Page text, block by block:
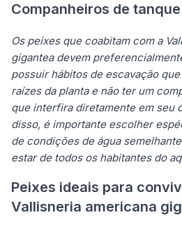
Companheiros de
Os peixes que coabitam com a
gigantea devem
possuir hábitos de escavação
raízes da planta e não ter um
que interfira diretamente em seu
disso, é importante escolher
de condições de água
estar de todos os habitantes do
Peixes ideais para
Vallisneria americana